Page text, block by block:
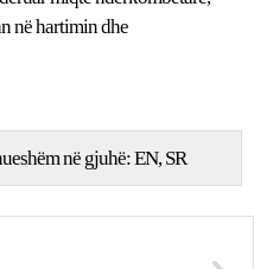
në hartimin dhe
në gjuhë:EN SR